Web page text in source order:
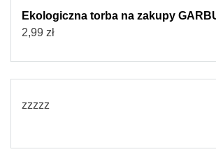
Ekologiczna torba na zakupy
2,99 zł
zzzzz